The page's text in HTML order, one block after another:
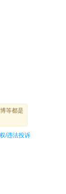
等都是
/违法投诉